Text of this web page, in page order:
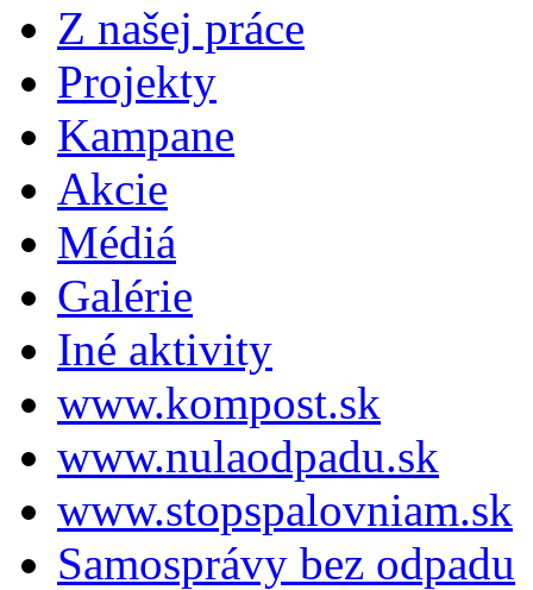
Z našej práce
Projekty
Kampane
Akcie
Médiá
Galérie
Iné aktivity
www.kompost.sk
www.nulaodpadu.sk
www.stopspalovniam.sk
Samosprávy bez odpadu